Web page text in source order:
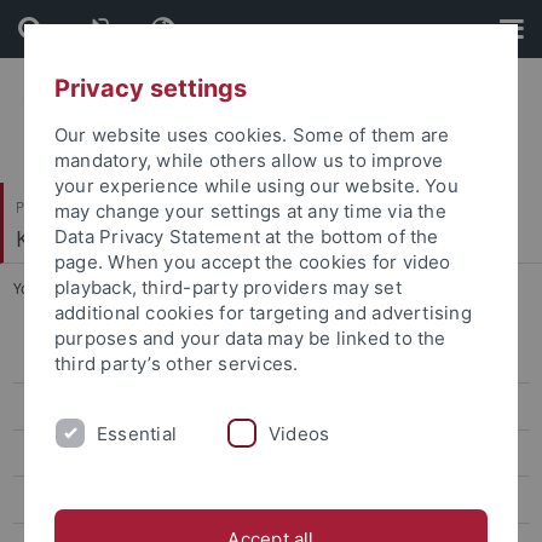
Skip
to
content
Skip
to
footer
Philosophische Fakultät
Koreanistik
You are here: Startseite ... Lehre Master SoSe 2019
Lehre Master SoSe26
Lehre Bachelor WiSe 2025/26
Privacy settings
Our website uses cookies. Some of them are
mandatory, while others allow us to improve
your experience while using our website. You
may change your settings at any time via the
Data Privacy Statement at the bottom of the
page. When you accept the cookies for video
playback, third-party providers may set
additional cookies for targeting and advertising
purposes and your data may be linked to the
third party’s other services.
Essential Videos